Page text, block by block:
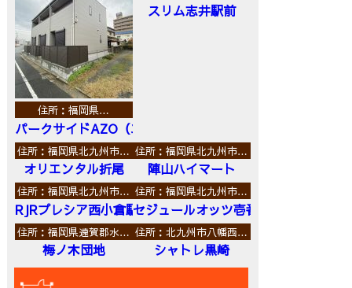
住所：福岡県…
パークサイドAZO（エーゼットオー）
スリム志井駅前
住所：福岡県北九州市…
オリエンタル折尾
住所：福岡県北九州市…
陣山ハイマート
住所：福岡県北九州市…
RJRプレシア西小倉駅前
住所：福岡県北九州市…
セジュールオッツ壱番館
住所：福岡県遠賀郡水…
梅ノ木団地
住所：北九州市八幡西…
シャトレ黒崎